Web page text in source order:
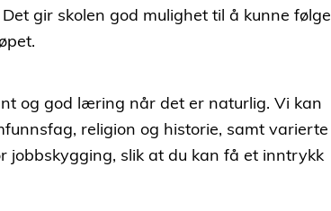
gir skolen god mulighet til å kunne følge
og god læring når det er naturlig. Vi kan
religion og historie, samt varierte
jobbskygging, slik at du kan få et inntrykk